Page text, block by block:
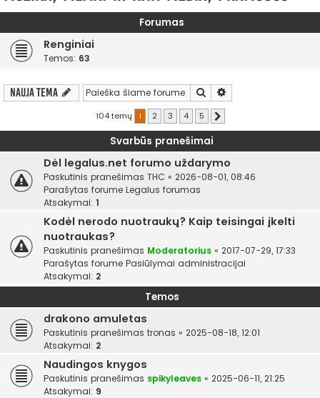
Forumas
Renginiai
Temos: 63
Nauja tema Ieškoti
104 temų 1 2 3 4 5
Svarbūs pranešimai
Dėl legalus.net forumo uždarymo
Paskutinis pranešimas THC « 2026-08-01, 08:46
Parašytas forume Legalus forumas
Atsakymai: 1
Kodėl nerodo nuotraukų? Kaip teisingai įkelti
nuotraukas?
Paskutinis pranešimas Moderatorius « 2017-07-29, 17:33
Parašytas forume Pasiūlymai administracijai
Atsakymai: 2
Temos
drakono amuletas
Paskutinis pranešimas tronas « 2025-08-18, 12:01
Atsakymai: 2
Naudingos knygos
Paskutinis pranešimas spikyleaves « 2025-06-11, 21:25
Atsakymai: 9